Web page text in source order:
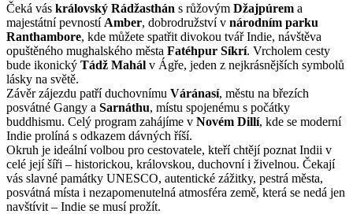
Čeká vás královský Rádžasthán s růžovým Džajpúrem a
majestátní pevností Amber, dobrodružství v národním parku
Ranthambore, kde můžete spatřit divokou tvář Indie, návštěva
opuštěného mughalského města Fatéhpur Síkrí. Vrcholem cesty
bude ikonický Tádž Mahál v Ágře, jeden z nejkrásnějších symbolů
lásky na světě.
Závěr zájezdu patří duchovnímu Váránasí, městu na březích
posvátné Gangy a Sarnáthu, místu spojenému s počátky
buddhismu. Celý program zahájíme v Novém Dillí, kde se moderní
Indie prolíná s odkazem dávných říší.
Okruh je ideální volbou pro cestovatele, kteří chtějí poznat Indii v
celé její šíři – historickou, královskou, duchovní i živelnou. Čekají
vás slavné památky UNESCO, autentické zážitky, pestrá města,
posvátná místa i nezapomenutelná atmosféra země, která se nedá jen
navštívit – Indie se musí prožít.